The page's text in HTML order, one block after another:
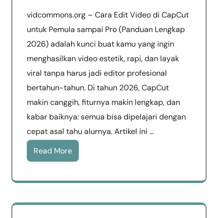
vidcommons.org – Cara Edit Video di CapCut
untuk Pemula sampai Pro (Panduan Lengkap
2026) adalah kunci buat kamu yang ingin
menghasilkan video estetik, rapi, dan layak
viral tanpa harus jadi editor profesional
bertahun-tahun. Di tahun 2026, CapCut
makin canggih, fiturnya makin lengkap, dan
kabar baiknya: semua bisa dipelajari dengan
cepat asal tahu alurnya. Artikel ini …
Read More